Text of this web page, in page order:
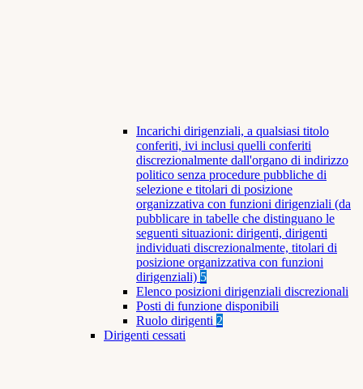
Incarichi dirigenziali, a qualsiasi titolo
conferiti, ivi inclusi quelli conferiti
discrezionalmente dall'organo di indirizzo
politico senza procedure pubbliche di
selezione e titolari di posizione
organizzativa con funzioni dirigenziali (da
pubblicare in tabelle che distinguano le
seguenti situazioni: dirigenti, dirigenti
individuati discrezionalmente, titolari di
posizione organizzativa con funzioni
dirigenziali) 5
Elenco posizioni dirigenziali discrezionali
Posti di funzione disponibili
Ruolo dirigenti 2
Dirigenti cessati